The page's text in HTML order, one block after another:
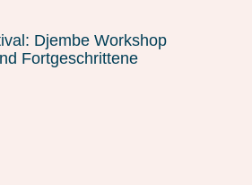
Djembe Workshop
Fortgeschrittene